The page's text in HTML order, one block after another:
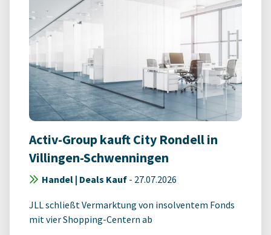
Activ-Group kauft City Rondell in
Villingen-Schwenningen
Handel | Deals Kauf - 27.07.2026
JLL schließt Vermarktung von insolventem Fonds
mit vier Shopping-Centern ab